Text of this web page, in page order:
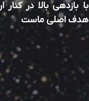
با بازدهی بالا در
هدف اصلی ماست